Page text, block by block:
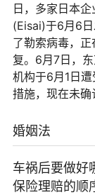
日，多家日本
(Eisai)于6月6
了勒索病毒，
复。6月7日，
机构于6月1日
措施，现在未确
婚姻法
车祸后要做好
保险理赔的顺